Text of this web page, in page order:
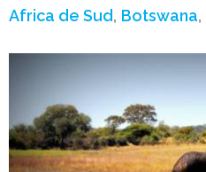
Africa de Sud Botswana